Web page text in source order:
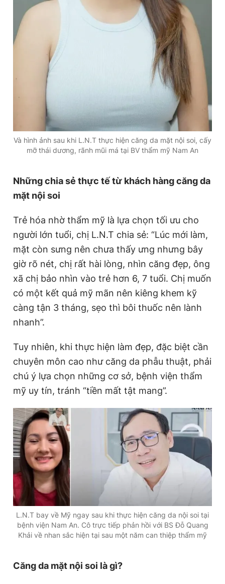
Và hình ảnh sau khi L.N.T thực hiện căng da mặt nội soi, cấy
mỡ thái dương, rãnh mũi má tại BV thẩm mỹ Nam An
Những chia sẻ thực tế từ khách hàng căng da
mặt nội soi
Trẻ hóa nhờ thẩm mỹ là lựa chọn tối ưu cho
người lớn tuổi, chị L.N.T chia sẻ: “Lúc mới làm,
mặt còn sưng nên chưa thấy ưng nhưng bây
giờ rõ nét, chị rất hài lòng, nhìn căng đẹp, ông
xã chị bảo nhìn vào trẻ hơn 6, 7 tuổi. Chị muốn
có một kết quả mỹ mãn nên kiêng khem kỹ
càng tận 3 tháng, sẹo thì bôi thuốc nên lành
nhanh”.
Tuy nhiên, khi thực hiện làm đẹp, đặc biệt cần
chuyên môn cao như căng da phẫu thuật, phải
chú ý lựa chọn những cơ sở, bệnh viện thẩm
mỹ uy tín, tránh “tiền mất tật mang”.
L.N.T bay về Mỹ ngay sau khi thực hiện căng da nội soi tại
bệnh viện Nam An. Cô trực tiếp phản hồi với BS Đỗ Quang
Khải về nhan sắc hiện tại sau một năm can thiệp thẩm mỹ
Căng da mặt nội soi là gì?